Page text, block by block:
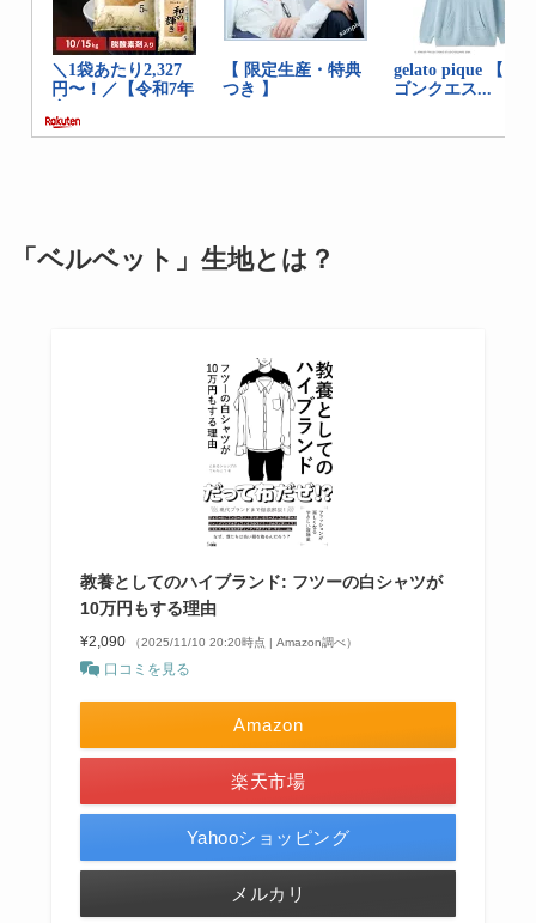
「ベルベット」生地とは？
教養としてのハイブランド: フツーの白シャツが
10万円もする理由
¥2,090 （2025/11/10 20:20時点 | Amazon調べ）
口コミを見る
Amazon
楽天市場
Yahooショッピング
メルカリ